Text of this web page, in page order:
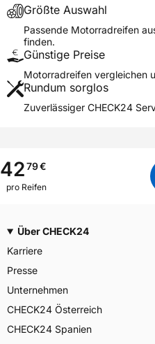
Modellname
Reifenposition
Motorradtyp
Weitere Eigenschaften
Schlauchtyp
Motorrad Kennzeichnung
3PMSF / Alpine-Symbol
Herstellerkontakt
Größte Auswahl
Passende Motorradreifen
finden.
Günstige Preise
Motorradreifen vergleichen
Rundum sorglos
Zuverlässiger CHECK24
4279€
pro Reifen
Über CHECK24
Karriere
Presse
Unternehmen
CHECK24 Österreich
CHECK24 Spanien